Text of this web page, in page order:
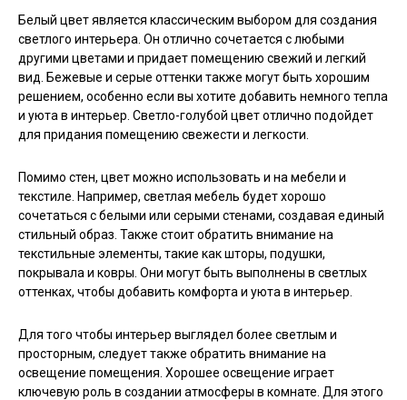
Белый цвет является классическим выбором для создания
светлого интерьера. Он отлично сочетается с любыми
другими цветами и придает помещению свежий и легкий
вид. Бежевые и серые оттенки также могут быть хорошим
решением, особенно если вы хотите добавить немного тепла
и уюта в интерьер. Светло-голубой цвет отлично подойдет
для придания помещению свежести и легкости.
Помимо стен, цвет можно использовать и на мебели и
текстиле. Например, светлая мебель будет хорошо
сочетаться с белыми или серыми стенами, создавая единый
стильный образ. Также стоит обратить внимание на
текстильные элементы, такие как шторы, подушки,
покрывала и ковры. Они могут быть выполнены в светлых
оттенках, чтобы добавить комфорта и уюта в интерьер.
Для того чтобы интерьер выглядел более светлым и
просторным, следует также обратить внимание на
освещение помещения. Хорошее освещение играет
ключевую роль в создании атмосферы в комнате. Для этого